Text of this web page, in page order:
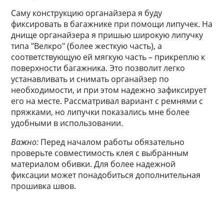
Саму конструкцию органайзера я буду
фиксировать в багажнике при помощи липучек. На
днище органайзера я пришью широкую липучку
типа "Велкро" (более жесткую часть), а
соответствующую ей мягкую часть – прикреплю к
поверхности багажника. Это позволит легко
устанавливать и снимать органайзер по
необходимости, и при этом надежно зафиксирует
его на месте. Рассматривал вариант с ремнями с
пряжками, но липучки показались мне более
удобными в использовании.
Важно: Перед началом работы обязательно
проверьте совместимость клея с выбранным
материалом обивки. Для более надежной
фиксации может понадобиться дополнительная
прошивка швов.